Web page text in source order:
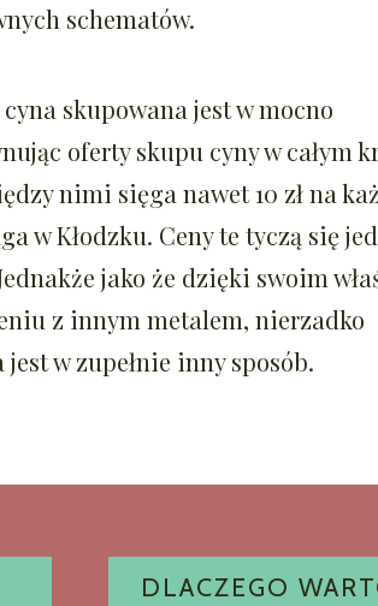
schematów.
skupowana jest w mocno
oferty skupu cyny w całym
nimi sięga nawet 10 zł na
w Kłodzku. Ceny te tyczą się
jako że dzięki swoim
z innym metalem, nierzadko
w zupełnie inny sposób.